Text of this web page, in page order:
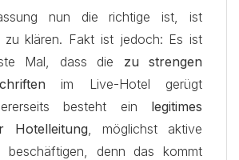
nun die richtige ist, ist
zu klären. Fakt ist jedoch: Es ist
Mal, dass die zu strengen
im Live-Hotel gerügt
besteht ein legitimes
Hotelleitung, möglichst aktive
beschäftigen, denn das kommt